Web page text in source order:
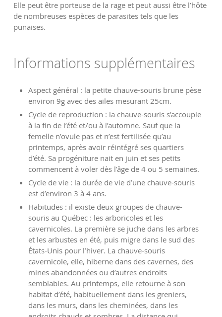
Elle peut être porteuse de la rage et peut aussi être l’hôte
de nombreuses espèces de parasites tels que les
punaises.
Informations supplémentaires
Aspect général : la petite chauve-souris brune pèse
environ 9g avec des ailes mesurant 25cm.
Cycle de reproduction : la chauve-souris s’accouple
à la fin de l’été et/ou à l’automne. Sauf que la
femelle n’ovule pas et n’est fertilisée qu’au
printemps, après avoir réintégré ses quartiers
d’été. Sa progéniture nait en juin et ses petits
commencent à voler dès l’âge de 4 ou 5 semaines.
Cycle de vie : la durée de vie d’une chauve-souris
est d’environ 3 à 4 ans.
Habitudes : il existe deux groupes de chauve-
souris au Québec : les arboricoles et les
cavernicoles. La première se juche dans les arbres
et les arbustes en été, puis migre dans le sud des
États-Unis pour l’hiver. La chauve-souris
cavernicole, elle, hiberne dans des cavernes, des
mines abandonnées ou d’autres endroits
semblables. Au printemps, elle retourne à son
habitat d’été, habituellement dans les greniers,
dans les murs, dans les cheminées, dans les